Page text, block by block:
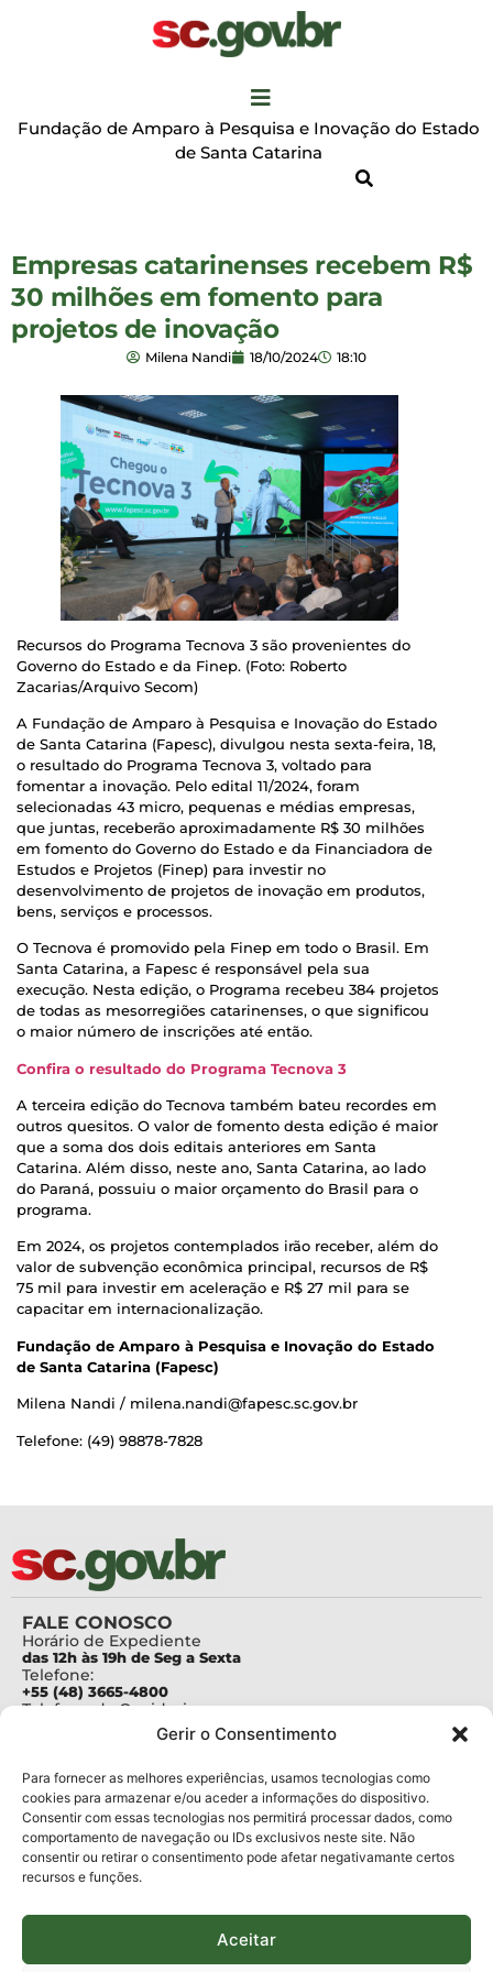
Gerir o Consentimento
Para fornecer as melhores experiências, usamos tecnologias como
cookies para armazenar e/ou aceder a informações do dispositivo.
Consentir com essas tecnologias nos permitirá processar dados, como
comportamento de navegação ou IDs exclusivos neste site. Não
consentir ou retirar o consentimento pode afetar negativamante certos
recursos e funções.
Aceitar
Fundação de Amparo à Pesquisa e Inovação do Estado
de Santa Catarina
Empresas catarinenses recebem R$
30 milhões em fomento para
projetos de inovação
Milena Nandi 18/10/2024 18:10
Recursos do Programa Tecnova 3 são provenientes do
Governo do Estado e da Finep. (Foto: Roberto
Zacarias/Arquivo Secom)
A Fundação de Amparo à Pesquisa e Inovação do Estado
de Santa Catarina (Fapesc), divulgou nesta sexta-feira, 18,
o resultado do Programa Tecnova 3, voltado para
fomentar a inovação. Pelo edital 11/2024, foram
selecionadas 43 micro, pequenas e médias empresas,
que juntas, receberão aproximadamente R$ 30 milhões
em fomento do Governo do Estado e da Financiadora de
Estudos e Projetos (Finep) para investir no
desenvolvimento de projetos de inovação em produtos,
bens, serviços e processos.
O Tecnova é promovido pela Finep em todo o Brasil. Em
Santa Catarina, a Fapesc é responsável pela sua
execução. Nesta edição, o Programa recebeu 384 projetos
de todas as mesorregiões catarinenses, o que significou
o maior número de inscrições até então.
Confira o resultado do Programa Tecnova 3
A terceira edição do Tecnova também bateu recordes em
outros quesitos. O valor de fomento desta edição é maior
que a soma dos dois editais anteriores em Santa
Catarina. Além disso, neste ano, Santa Catarina, ao lado
do Paraná, possuiu o maior orçamento do Brasil para o
programa.
Em 2024, os projetos contemplados irão receber, além do
valor de subvenção econômica principal, recursos de R$
75 mil para investir em aceleração e R$ 27 mil para se
capacitar em internacionalização.
Fundação de Amparo à Pesquisa e Inovação do Estado
de Santa Catarina (Fapesc)
Milena Nandi / milena.nandi@fapesc.sc.gov.br
Telefone: (49) 98878-7828
FALE CONOSCO
Horário de Expediente
das 12h às 19h de Seg a Sexta
Telefone:
+55 (48) 3665-4800
Telefone da Ouvidoria
Para assuntos relacionados à Pesquisa
pesquisa@fapesc.sc.gov.br
Para assuntos relacionados à Inovação
inovacao@fapesc.sc.gov.br
Para assuntos relacionados à Bolsas
bolsas@fapesc.sc.gov.br
Para assuntos relacionados à Prestação de Contas
Para assuntos relacionados à Plataforma
plataforma@fapesc.sc.gov.br
Jair Artur da Silva dpo@fapesc.sc.gov.br 3665-4831